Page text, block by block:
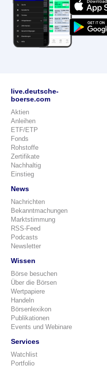
live.deutsche-
boerse.com
Aktien
Anleihen
ETF/ETP
Fonds
Rohstoffe
Zertifikate
Nachhaltig
Einstieg
News
Nachrichten
Bekanntmachungen
Marktstimmung
RSS-Feed
Podcasts
Newsletter
Wissen
Börse besuchen
Über die Börsen
Wertpapiere
Handeln
Börsenlexikon
Publikationen
Events und Webinare
Services
Watchlist
Portfolio